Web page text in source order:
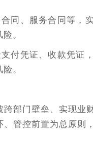
同、服务合同等，
。
付凭证、收款凭证
。
部门壁垒、实现业
管控前置为总原则